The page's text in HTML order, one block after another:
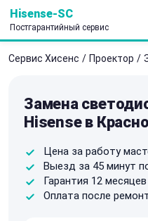
Hisense-SC
Постгарантийный сервис
Сервис Хисенс / Проектор /
Замена
Hisense в
Цена за работу
Выезд за 45 минут
Гарантия 12
Оплата после